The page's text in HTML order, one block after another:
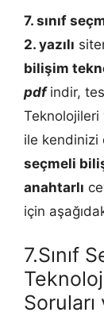
7. sınıf
2. yazılı
bilişim
pdf indir,
Teknolojileri
ile kendinizi
seçmeli
anahtarlı
için
7.Sınıf